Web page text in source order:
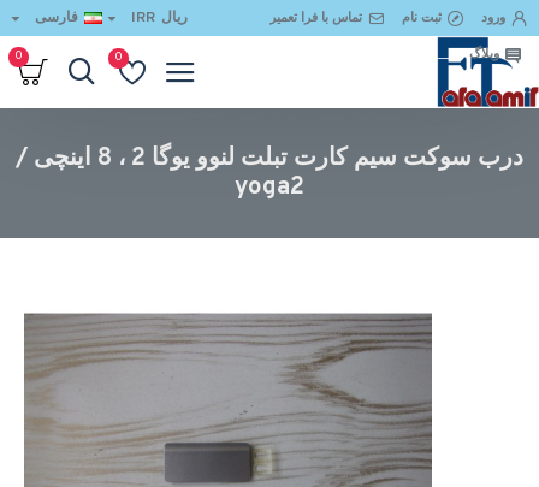
ورود ثبت نام تماس با فرا تعمیر
وبلاگ
ریال IRR فارسی
0
0
درب سوکت سیم کارت تبلت لنوو یوگا 2 ، 8 اینچی /
yoga2